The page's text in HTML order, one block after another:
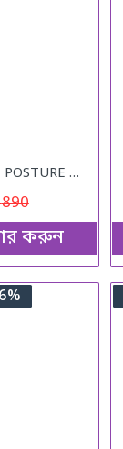
ADJUSTABLE POSTURE Back Support Belt (UNISEX)
890
করুন